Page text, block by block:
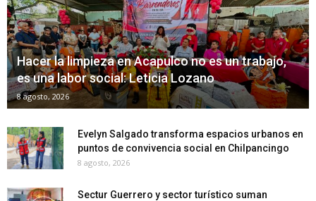
Hacer la limpieza en Acapulco no es un trabajo,
es una labor social: Leticia Lozano
8 agosto, 2026
Evelyn Salgado transforma espacios urbanos en
puntos de convivencia social en Chilpancingo
8 agosto, 2026
Sectur Guerrero y sector turístico suman